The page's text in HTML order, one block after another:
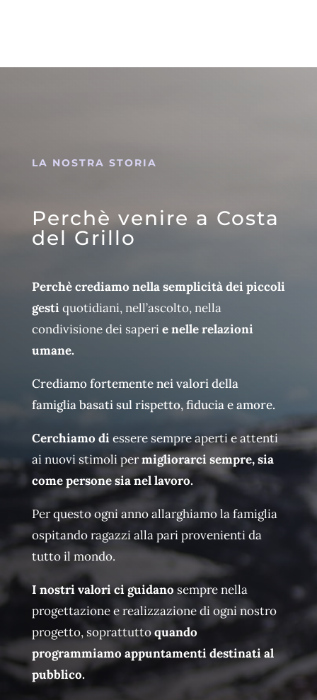
LA NOSTRA STORIA
Perchè venire a Costa
del Grillo
Perchè crediamo nella semplicità dei piccoli
gestiquotidiani, nell’ascolto, nella
condivisione dei saperie nelle relazioni
umane.
Crediamo fortemente nei valori della
famiglia basati sul rispetto, fiducia e amore.
Cerchiamo diessere sempre aperti e attenti
ai nuovi stimoli permigliorarci sempre, sia
come persone sia nel lavoro.
Per questo ogni anno allarghiamo la famiglia
ospitando ragazzi alla pari provenienti da
tutto il mondo.
I nostri valori ci guidanosempre nella
progettazione e realizzazione di ogni nostro
progetto, soprattuttoquando
programmiamo appuntamenti destinati al
pubblico.